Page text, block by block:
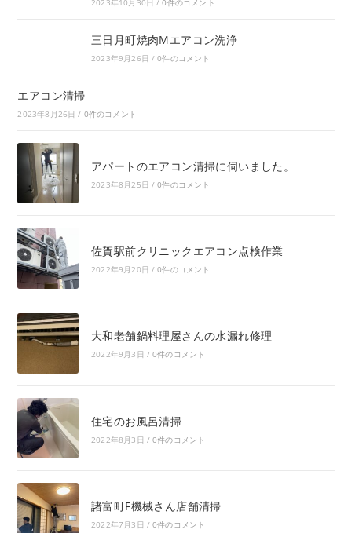
三日月町焼肉Mエアコン洗浄
2023年9月26日 / 0件のコメント
エアコン清掃
2023年8月26日 / 0件のコメント
アパートのエアコン清掃に伺いました。
2023年8月25日 / 0件のコメント
佐賀駅前クリニックエアコン点検作業
2022年9月20日 / 0件のコメント
大和老舗鍋料理屋さんの水漏れ修理
2022年9月3日 / 0件のコメント
住宅のお風呂清掃
2022年8月3日 / 0件のコメント
諸富町F機械さん店舗清掃
2022年7月3日 / 0件のコメント